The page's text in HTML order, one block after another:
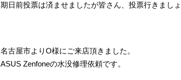
期日前投票は済ませましたが皆さん、投票行きましょ
名古屋市よりO様にご来店頂きました。
ASUS Zenfoneの水没修理依頼です。